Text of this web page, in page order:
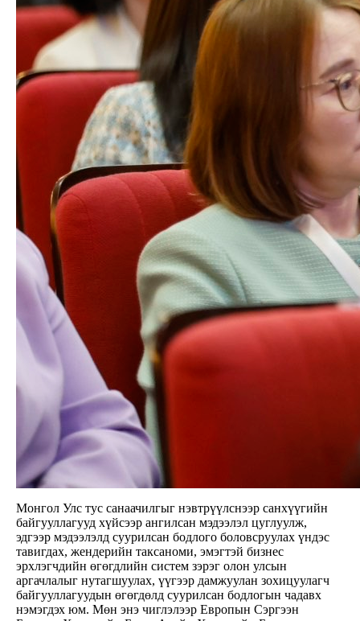
Монгол Улс тус санаачилгыг нэвтрүүлснээр санхүүгийн
байгууллагууд хүйсээр ангилсан мэдээлэл цуглуулж,
эдгээр мэдээлэлд суурилсан бодлого боловсруулах үндэс
тавигдах, жендерийн таксаноми, эмэгтэй бизнес
эрхлэгчдийн өгөгдлийн систем зэрэг олон улсын
аргачлалыг нутагшуулах, үүгээр дамжуулан зохицуулагч
байгууллагуудын өгөгдөлд суурилсан бодлогын чадавх
нэмэгдэх юм. Мөн энэ чиглэлээр Европын Сэргээн